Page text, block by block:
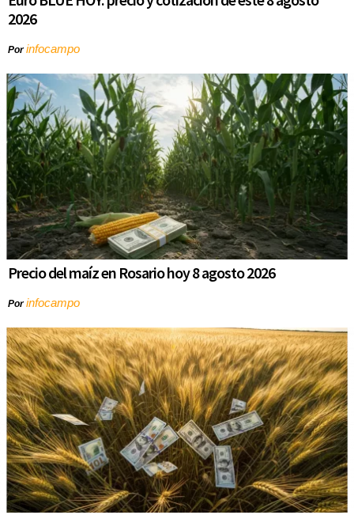
2026
Porinfocampo
Precio del maíz en Rosario hoy 8 agosto 2026
Porinfocampo